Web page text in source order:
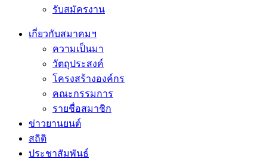
รับสมัครงาน
เกี่ยวกับสมาคมฯ
ความเป็นมา
วัตถุประสงค์
โครงสร้างองค์กร
คณะกรรมการ
รายชื่อสมาชิก
ข่าวยานยนต์
สถิติ
ประชาสัมพันธ์